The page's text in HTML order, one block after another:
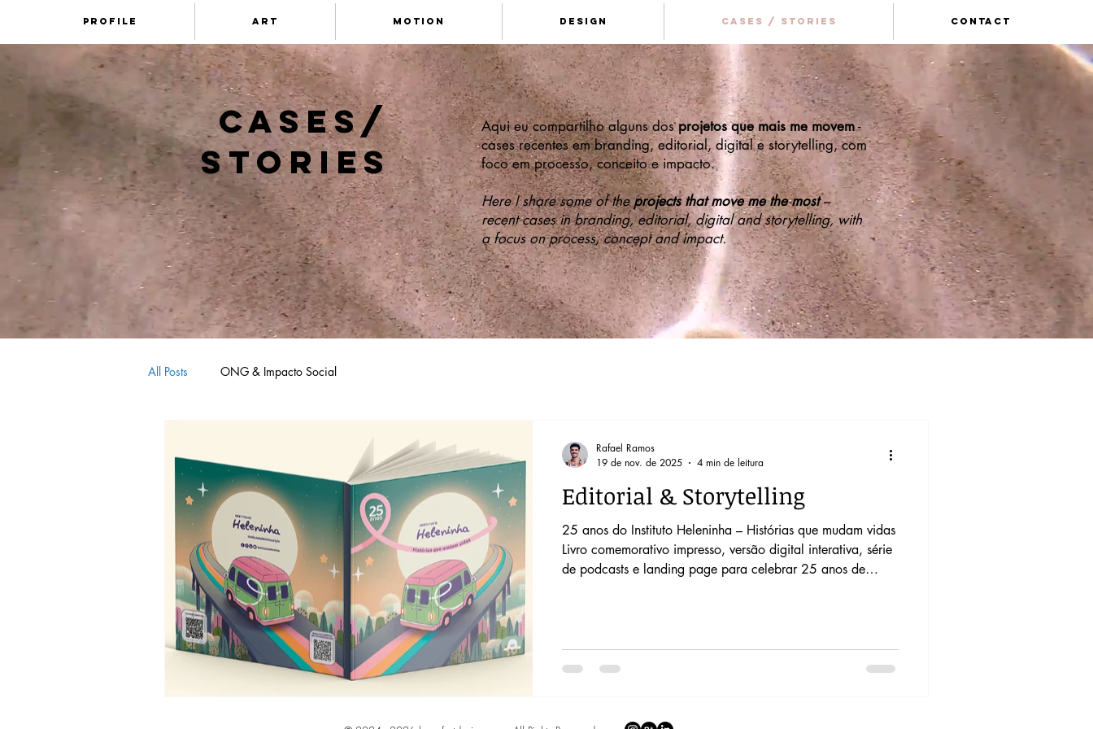
profile art motion design Cases / Stories contact
cases/
stories
Aqui eu compartilho alguns dosprojetos que mais me movem-
cases recentes em branding, editorial, digital e storytelling, com
foco em processo, conceito e impacto.
Here I share some of theprojects that move me the most–
recent cases in branding, editorial, digital and storytelling, with
a focus on process, concept and impact.
All Posts ONG & Impacto Social
Editorial & Storytelling
25 anos do Instituto Heleninha – Histórias que mudam vidas
Livro comemorativo impresso, versão digital interativa, série
de podcasts e landing page para celebrar 25 anos de
ilustração, projeto gráfico, UX para livro digital e apoio à
campanha de lançamento de landing page. Mockup digital
Rafael Ramos
19 de nov. de 2025
4 min de leitura